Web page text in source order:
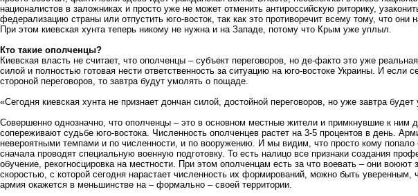
националистов в заложниках и просто уже не может отменить антироссийскую риторику,
федерализацию страны или отпустить юго-восток, так как это противоречит всему тому, что они
При этом киевская хунта теперь никому не нужна и на Западе, потому что Крым уже уплыл.
Кто такие ополченцы?
Киевская власть не считает, что ополченцы – субъект переговоров, но де-факто это уже
силой и полностью готовая нести ответственность за ситуацию на юго-востоке Украины. И если
стороной переговоров, то завтра будут умолять о пощаде.
«Сегодня киевская хунта не признает дончан силой, достойной переговоров, но уже завтра
Совершенно однозначно, что ополченцы – это в основном местные жители и примкнувшие к ним
сопереживают судьбе юго-востока. Численность ополченцев растет на 3-5 процентов в день.
невероятными темпами и по численности, и по вооружению. И мы видим, что просто кому попало
сначала проводят специальную военную подготовку. То есть налицо все признаки создания
обучение, рекогносцировка на местности. При этом ополченцам есть за что воевать – они
скоростью, с которой сегодня нарастает численность их формирований, можно быть уверенным,
армия окажется в меньшинстве на – формально – своей территории.